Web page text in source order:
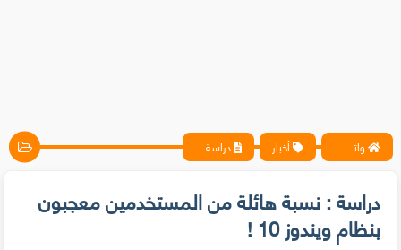
واتس آب ، فيسبوك ، أنترنت ، شروحات تقنية حصرية - المحترف أخبار دراسة : نسبة هائلة من المستخدمين معجبون بنظام ويندوز 10 !
دراسة : نسبة هائلة من المستخدمين معجبون
بنظام ويندوز 10 !